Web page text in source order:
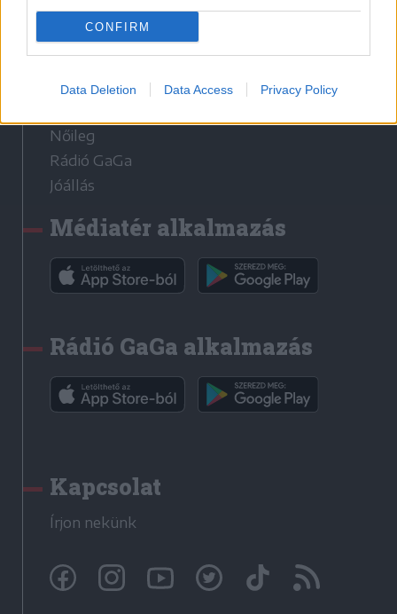
CONFIRM
Data Deletion Data Access Privacy Policy
Liget
Krónika
Bihari Napló
Erdélyi Napló
Nőileg
Rádió GaGa
Jóállás
Médiatér alkalmazás
Rádió GaGa alkalmazás
Kapcsolat
Írjon nekünk